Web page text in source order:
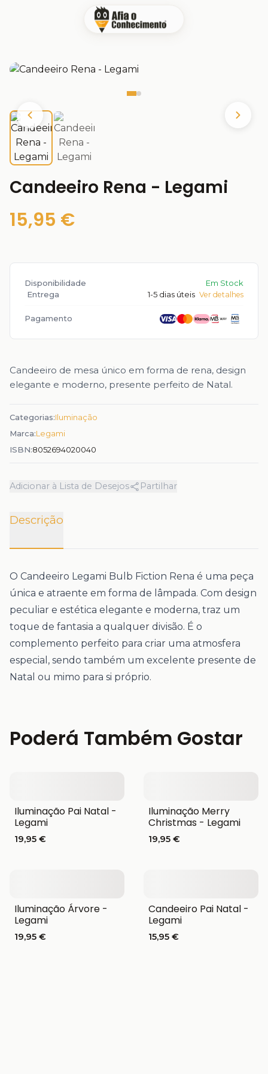
Descrição
O Candeeiro Legami Bulb Fiction Rena é uma peça
única e atraente em forma de lâmpada. Com design
peculiar e estética elegante e moderna, traz um
toque de fantasia a qualquer divisão. É o
complemento perfeito para criar uma atmosfera
especial, sendo também um excelente presente de
Natal ou mimo para si próprio.
Candeeiro Rena - Legami
15,95 €
Disponibilidade
Em Stock
Entrega
1-5 dias úteis Ver detalhes
Pagamento
Candeeiro de mesa único em forma de rena, design
elegante e moderno, presente perfeito de Natal.
Categorias:Iluminação
Marca:Legami
ISBN:8052694020040
Adicionar à Lista de Desejos Partilhar
Poderá Também Gostar
Iluminação Pai Natal -
Legami
19,95 €
Iluminação Merry
Christmas - Legami
19,95 €
Iluminação Árvore -
Legami
19,95 €
Candeeiro Pai Natal -
Legami
15,95 €